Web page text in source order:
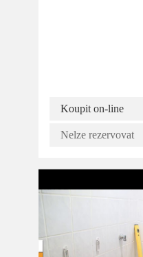
Koupit on-line
Nelze rezervovat